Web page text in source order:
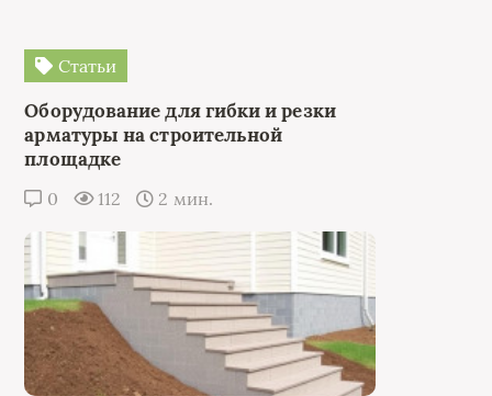
Статьи
Оборудование для гибки и резки
арматуры на строительной
площадке
0 112 2 мин.